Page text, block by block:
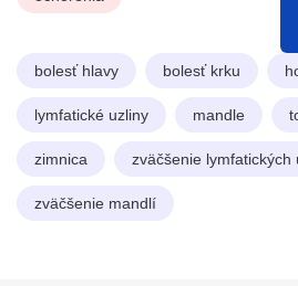
bolesť hlavy bolesť krku
lymfatické uzliny mandle
zimnica zväčšenie lymfatických
zväčšenie mandlí